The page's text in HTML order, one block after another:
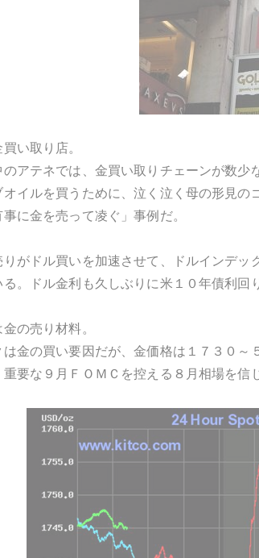
い取り店。
アテネでは、金買い取りチェーンが数少
イルを買うために、泣く泣く母の形見
に金を売って凌ぐ」事例だ。
がドル買いを加速させて、ドルインデ
。ドル金利も久しぶりに米１０年債利回
の売り材料。
金の買い要因だが、金価格は１７３０～
要な９月ＦＯＭＣを控える８月相場を信